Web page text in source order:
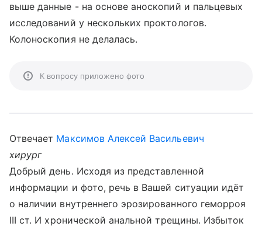
выше данные - на основе аноскопий и пальцевых
исследований у нескольких проктологов.
Колоноскопия не делалась.
К вопросу приложено фото
Отвечает Максимов Алексей Васильевич
хирург
Добрый день. Исходя из представленной
информации и фото, речь в Вашей ситуации идёт
о наличии внутреннего эрозированного геморроя
III ст. И хронической анальной трещины. Избыток